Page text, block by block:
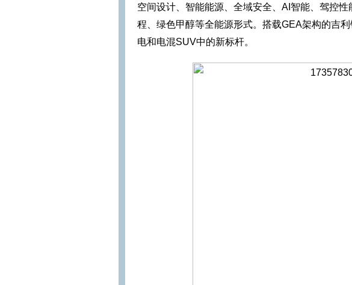
空间设计、智能能源、全域安全、AI智能、驾控
程、绿色甲醇等全能源形式。搭载GEA架构的吉
电和电混SUV中的新标杆。